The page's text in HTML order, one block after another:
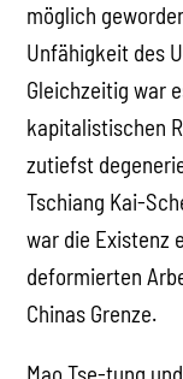
möglich
Unfähigkeit des
Gleichzeitig war
kapitalistischen
zutiefst
Tschiang Kai-
war die Existenz
deformierten
Chinas Grenze.